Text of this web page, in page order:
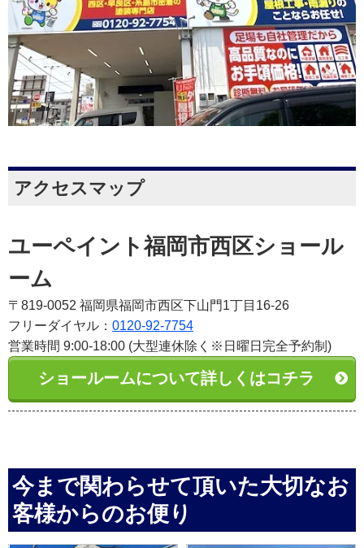
アクセスマップ
ユーペイント福岡市西区ショール
ーム
〒819-0052 福岡県福岡市西区下山門1丁目16-26
フリーダイヤル： 0120-92-7754
営業時間 9:00-18:00 (大型連休除く※日曜日完全予約制)
ショールームについて詳しくはコチラ
今まで関わらせて頂いた大切なお
客様からのお便り